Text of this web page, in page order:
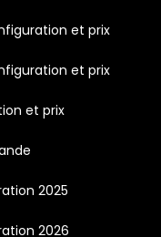
et prix
et prix
et prix
2025
2026